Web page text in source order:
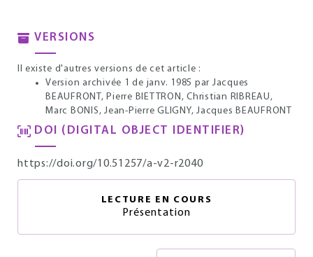
VERSIONS
Il existe d'autres versions de cet article :
Version archivée 1 de janv. 1985 par Jacques
BEAUFRONT, Pierre BIETTRON, Christian RIBREAU,
Marc BONIS, Jean-Pierre GLIGNY, Jacques BEAUFRONT
DOI (DIGITAL OBJECT IDENTIFIER)
https://doi.org/10.51257/a-v2-r2040
LECTURE EN COURS
Présentation